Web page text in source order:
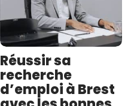
Réussir sa
recherche
d’emploi à Brest